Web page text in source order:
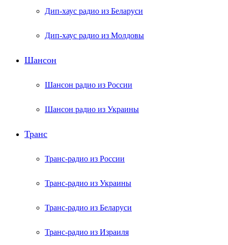
Дип-хаус радио из Беларуси
Дип-хаус радио из Молдовы
Шансон
Шансон радио из России
Шансон радио из Украины
Транс
Транс-радио из России
Транс-радио из Украины
Транс-радио из Беларуси
Транс-радио из Израиля